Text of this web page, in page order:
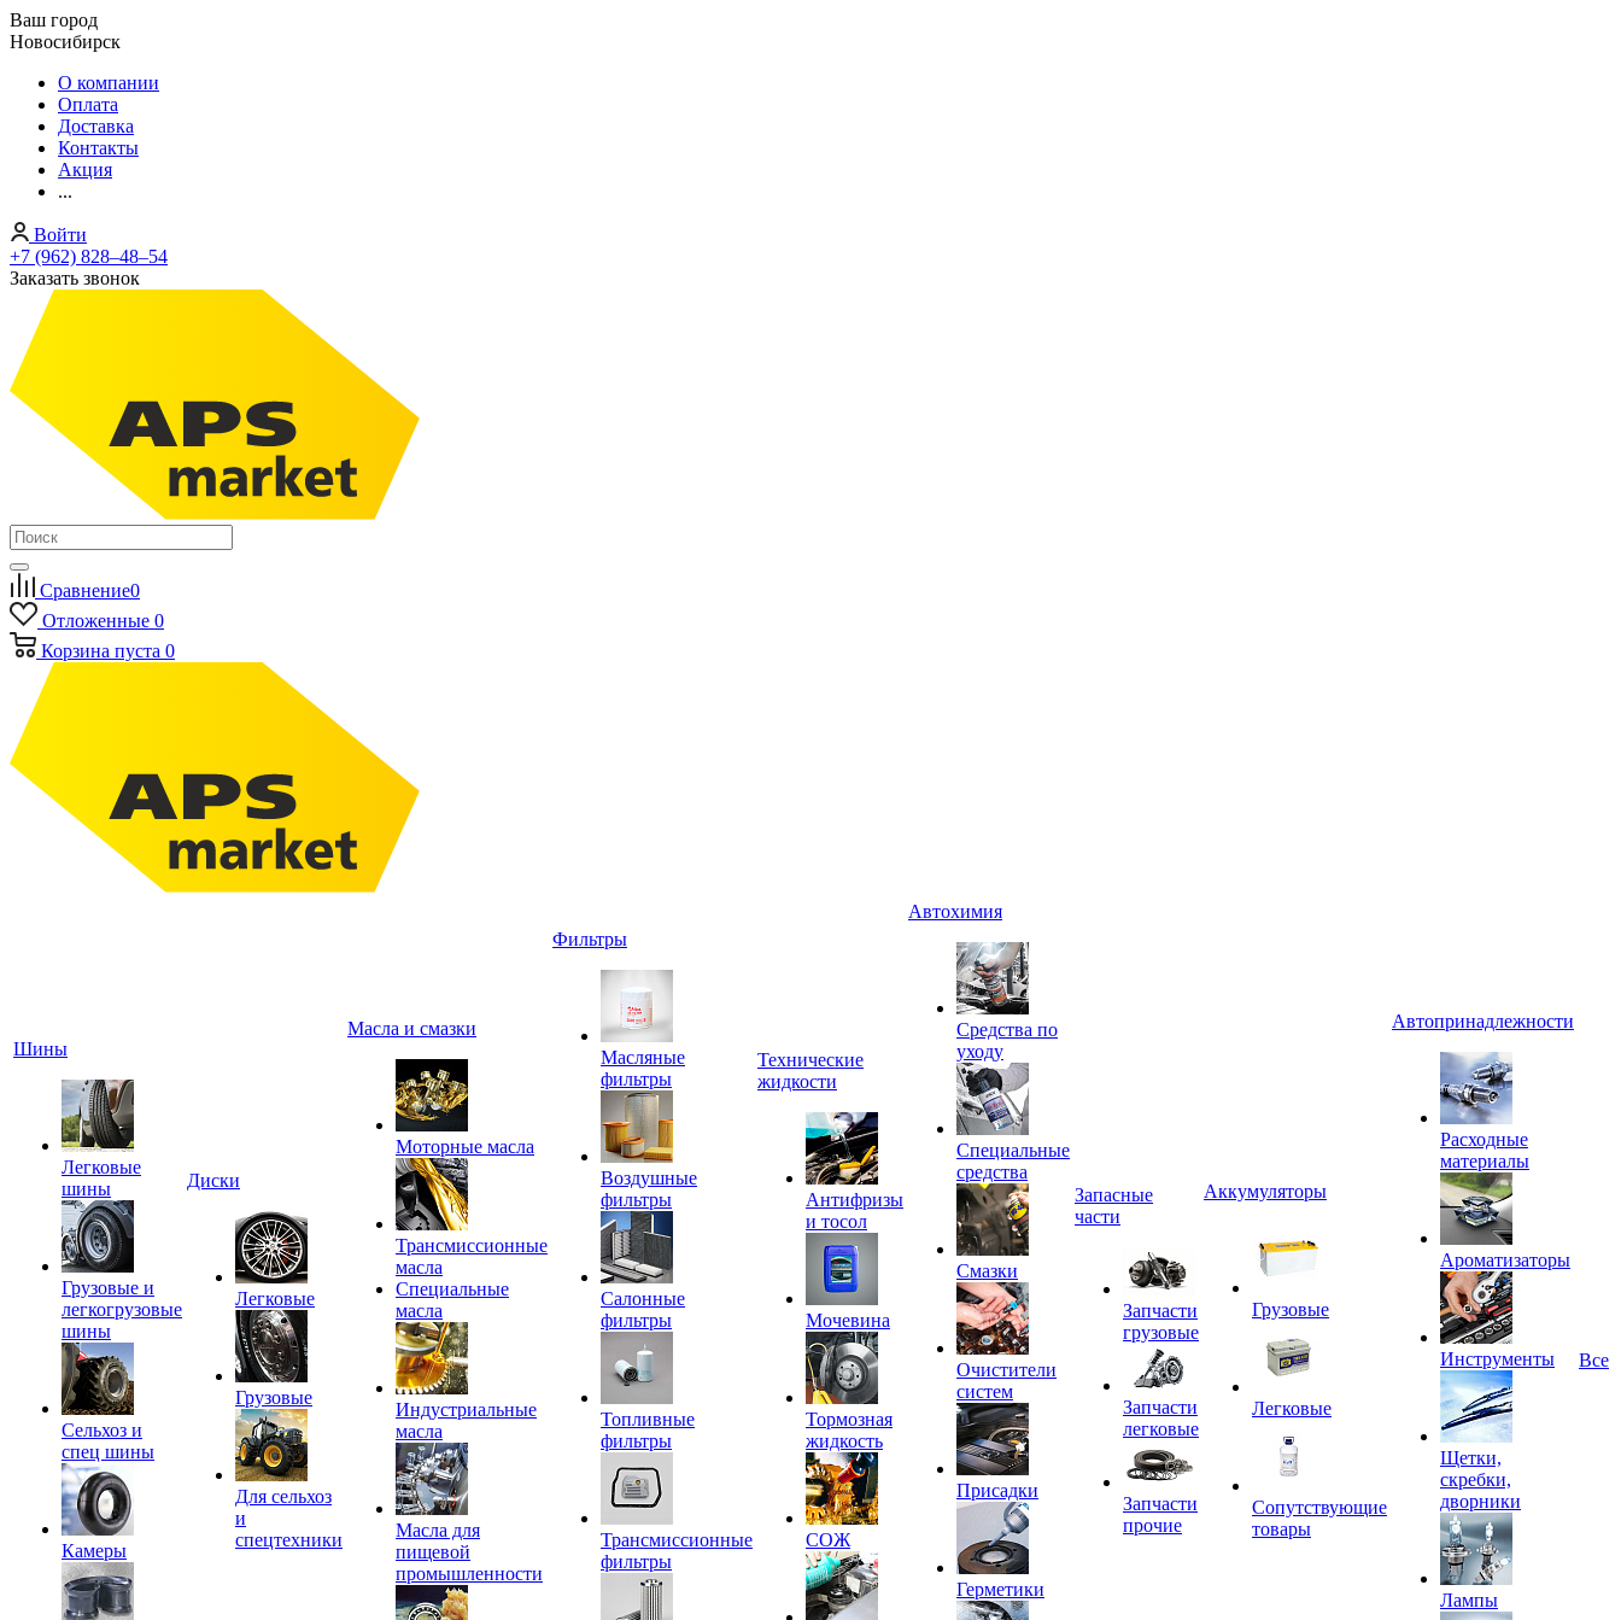
Ваш город
Новосибирск
О компании
Оплата
Доставка
Контакты
Акция
...
Войти
+7 (962) 828‒48‒54
Заказать звонок
Сравнение0
Отложенные 0
Корзина пуста 0
Шины
Легковые
шины
Грузовые и
легкогрузовые
шины
Сельхоз и
спец шины
Камеры
Диски
Легковые
Грузовые
Для сельхоз
и
спецтехники
Масла и смазки
Моторные масла
Трансмиссионные
масла
Специальные
масла
Индустриальные
масла
Масла для
пищевой
промышленности
Фильтры
Масляные
фильтры
Воздушные
фильтры
Салонные
фильтры
Топливные
фильтры
Трансмиссионные
фильтры
Технические
жидкости
Антифризы
и тосол
Мочевина
Тормозная
жидкость
СОЖ
Автохимия
Средства по
уходу
Специальные
средства
Смазки
Очистители
систем
Присадки
Герметики
Запасные
части
Запчасти
грузовые
Запчасти
легковые
Запчасти
прочие
Аккумуляторы
Грузовые
Легковые
Сопутствующие
товары
Автопринадлежности
Расходные
материалы
Ароматизаторы
Инструменты
Щетки,
скребки,
дворники
Лампы
Все